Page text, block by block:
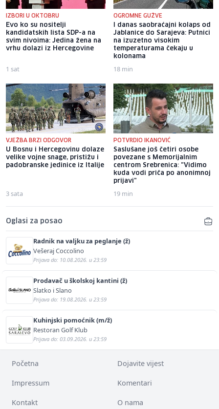
IZBORI U OKTOBRU
Evo ko su nositelji
kandidatskih lista SDP-a na
svim nivoima: Jedina žena na
vrhu dolazi iz Hercegovine
1 sat
OGROMNE GUŽVE
I danas saobraćajni kolaps od
Jablanice do Sarajeva: Putnici
na izuzetno visokim
temperaturama čekaju u
kolonama
18 min
VJEŽBA BRZI ODGOVOR
U Bosnu i Hercegovinu dolaze
velike vojne snage, pristižu i
padobranske jedinice iz Italije
3 sata
POTVRDIO IKANOVIĆ
Saslušane još četiri osobe
povezane s Memorijalnim
centrom Srebrenica: "Vidimo
kuda vodi priča po anonimnoj
prijavi"
19 min
Oglasi za posao
Radnik na valjku za peglanje (ž)
Vešeraj Coccolino
Prijava do: 10.08.2026. u 23:59
Prodavač u školskoj kantini (ž)
Slatko i Slano
Prijava do: 19.08.2026. u 23:59
Kuhinjski pomoćnik (m/ž)
Restoran Golf Klub
Prijava do: 03.09.2026. u 23:59
Početna Dojavite vijest
Impressum Komentari
Kontakt O nama